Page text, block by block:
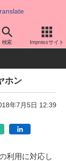
検索 Impressサイト
ディオ
ホン
年7月5日 12:39
利用に対応し